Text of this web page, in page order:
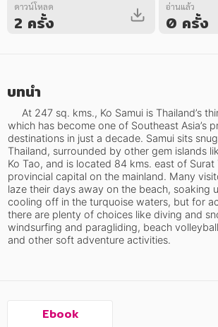
หนังสือออกใหม่ หนังสือยอดนิยม หนังสือเ
หมวดหมู่หนังสือ
อาหาร สุขภาพ การแพทย์
ศิลปะ บันเทิง กีฬา ท่องเที่ยว
สังคม วัฒนธรรม การปกครอง ศาสนาและ
ศาสนา และปรัชญา
กฎหมาย สัญญา ภาษี
ครอบครัว
ดาวน์โหลด
2 ครั้ง
อ่านแล้ว
0 ครั้ง
บทนำ
which has become one of Southeast Asia’s
destinations in just a decade. Samui sits
Thailand, surrounded by other gem islands
Ko Tao, and is located 84 kms. east of Surat
provincial capital on the mainland. Many
laze their days away on the beach, soaking
cooling off in the turquoise waters, but for
there are plenty of choices like diving and
windsurfing and paragliding, beach
and other soft adventure activities.
Ebook